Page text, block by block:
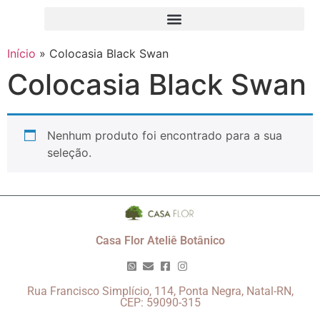
Início » Colocasia Black Swan
Colocasia Black Swan
Nenhum produto foi encontrado para a sua
seleção.
Casa Flor Ateliê Botânico
Rua Francisco Simplício, 114, Ponta Negra, Natal-RN,
CEP: 59090-315